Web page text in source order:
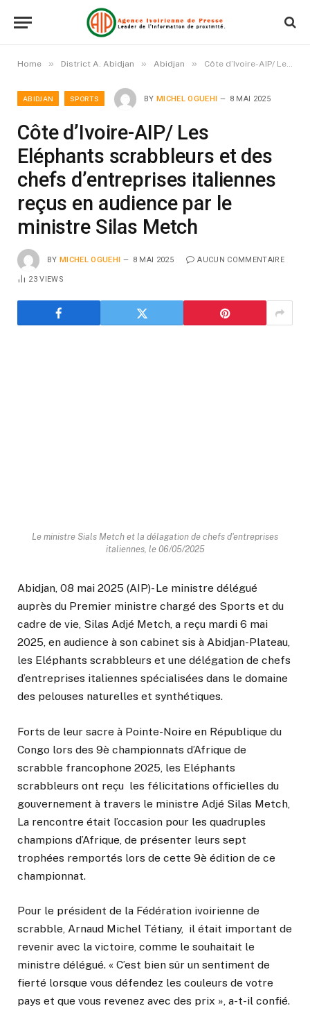
Home » District A. Abidjan » Abidjan » Côte d’Ivoire-AIP/ Les Eléphants scrabbleurs et des chefs d’entreprises italiennes reçus en audience par le ministre Silas Metch
ABIDJAN SPORTS BY MICHEL OGUEHI 8 MAI 2025
Côte d’Ivoire-AIP/ Les
Eléphants scrabbleurs et des
chefs d’entreprises italiennes
reçus en audience par le
ministre Silas Metch
BY MICHEL OGUEHI 8 MAI 2025 AUCUN COMMENTAIRE
23VIEWS
Le ministre Sials Metch et la délagation de chefs d'entreprises
italiennes, le 06/05/2025
Abidjan, 08 mai 2025 (AIP)- Le ministre délégué
auprès du Premier ministre chargé des Sports et du
cadre de vie, Silas Adjé Metch, a reçu mardi 6 mai
2025, en audience à son cabinet sis à Abidjan-Plateau,
les Eléphants scrabbleurs et une délégation de chefs
d’entreprises italiennes spécialisées dans le domaine
des pelouses naturelles et synthétiques.
Forts de leur sacre à Pointe-Noire en République du
Congo lors des 9è championnats d’Afrique de
scrabble francophone 2025, les Eléphants
scrabbleurs ont reçu les félicitations officielles du
gouvernement à travers le ministre Adjé Silas Metch,
La rencontre était l’occasion pour les quadruples
champions d’Afrique, de présenter leurs sept
trophées remportés lors de cette 9è édition de ce
championnat.
Pour le président de la Fédération ivoirienne de
scrabble, Arnaud Michel Tétiany, il était important de
revenir avec la victoire, comme le souhaitait le
ministre délégué. « C’est bien sûr un sentiment de
fierté lorsque vous défendez les couleurs de votre
pays et que vous revenez avec des prix », a-t-il confié.